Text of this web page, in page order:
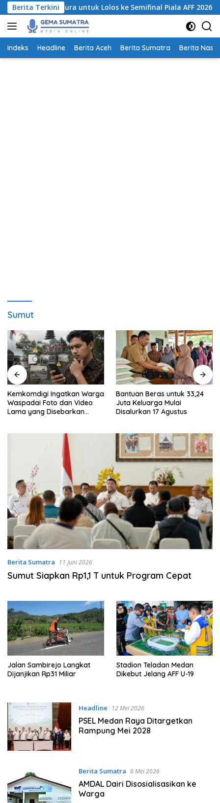
Langsung
ke
konten
Berita Terkini
Singapura untuk Lolos ke Semifinal Piala AFF 2026
Indeks Headline Berita Aceh Berita Sumatra Berita
Sumut
Kemkomdigi Ingatkan Warga
Waspadai Foto dan Video
Lama yang Disebarkan
Bantuan Beras untuk 33,24
Juta Keluarga Mulai
Disalurkan 17 Agustus
Berita Sumatra 11 Juni 2026
Sumut Siapkan Rp1,1 T untuk Program Cepat
Jalan Sambirejo Langkat
Dijanjikan Rp31 Miliar
Stadion Teladan Medan
Dikebut Jelang AFF U-19
Headline 12 Mei 2026
PSEL Medan Raya Ditargetkan
Rampung Mei 2028
Berita Sumatra 6 Mei 2026
AMDAL Dairi Disosialisasikan ke
Warga